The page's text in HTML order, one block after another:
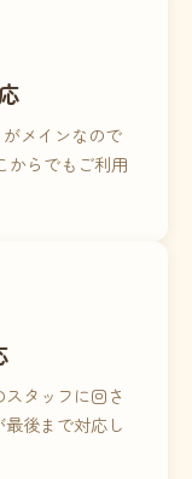
メインなので
からでもご利用
タッフに回さ
後まで対応し